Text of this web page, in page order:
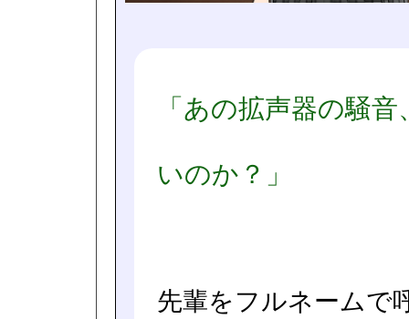
「あの拡声器の騒
いのか？」
先輩をフルネームで